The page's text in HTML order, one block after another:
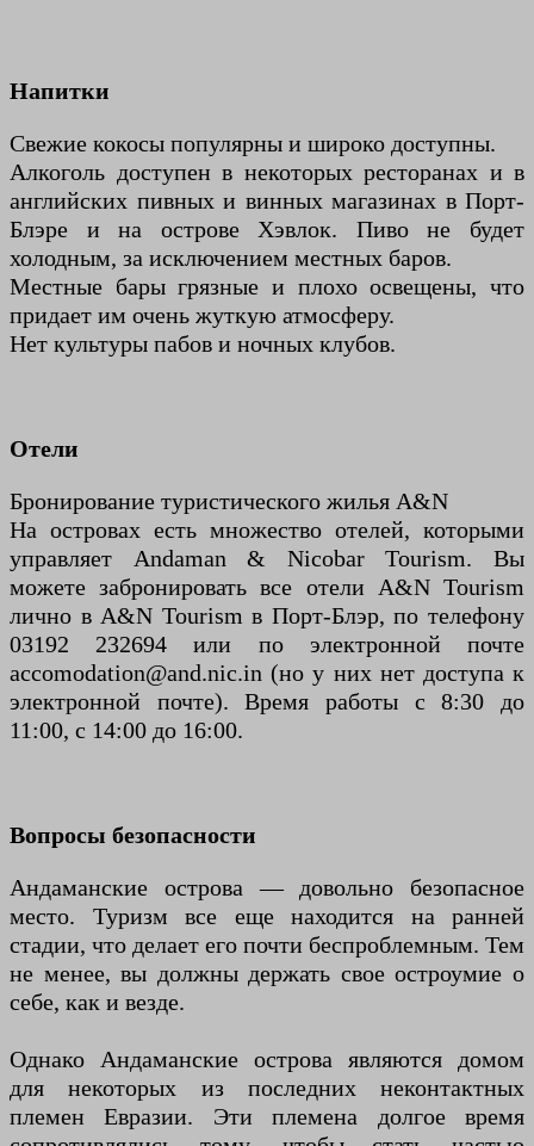
Напитки
Свежие кокосы популярны и широко доступны.
Алкоголь доступен в некоторых ресторанах и в
английских пивных и винных магазинах в Порт-
Блэре и на острове Хэвлок. Пиво не будет
холодным, за исключением местных баров.
Местные бары грязные и плохо освещены, что
придает им очень жуткую атмосферу.
Нет культуры пабов и ночных клубов.
Отели
Бронирование туристического жилья A&N
На островах есть множество отелей, которыми
управляет Andaman & Nicobar Tourism. Вы
можете забронировать все отели A&N Tourism
лично в A&N Tourism в Порт-Блэр, по телефону
03192 232694 или по электронной почте
accomodation@and.nic.in (но у них нет доступа к
электронной почте). Время работы с 8:30 до
11:00, с 14:00 до 16:00.
Вопросы безопасности
Андаманские острова — довольно безопасное
место. Туризм все еще находится на ранней
стадии, что делает его почти беспроблемным. Тем
не менее, вы должны держать свое остроумие о
себе, как и везде.
Однако Андаманские острова являются домом
для некоторых из последних неконтактных
племен Евразии. Эти племена долгое время